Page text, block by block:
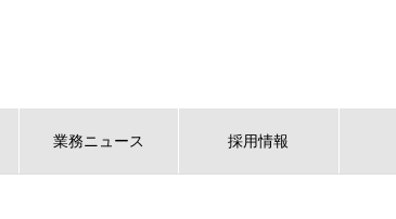
業務ニュース 採用情報